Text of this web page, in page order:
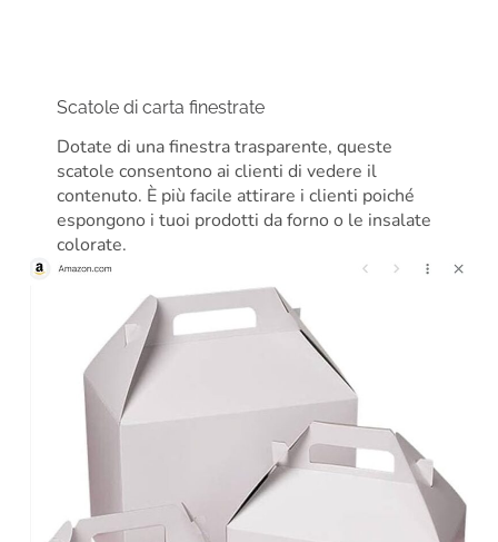
Scatole di carta finestrate
Dotate di una finestra trasparente, queste
scatole consentono ai clienti di vedere il
contenuto. È più facile attirare i clienti poiché
espongono i tuoi prodotti da forno o le insalate
colorate.